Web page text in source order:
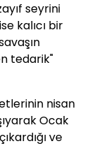
seyrini
kalıcı bir
tedarik"
nisan
Ocak
ve